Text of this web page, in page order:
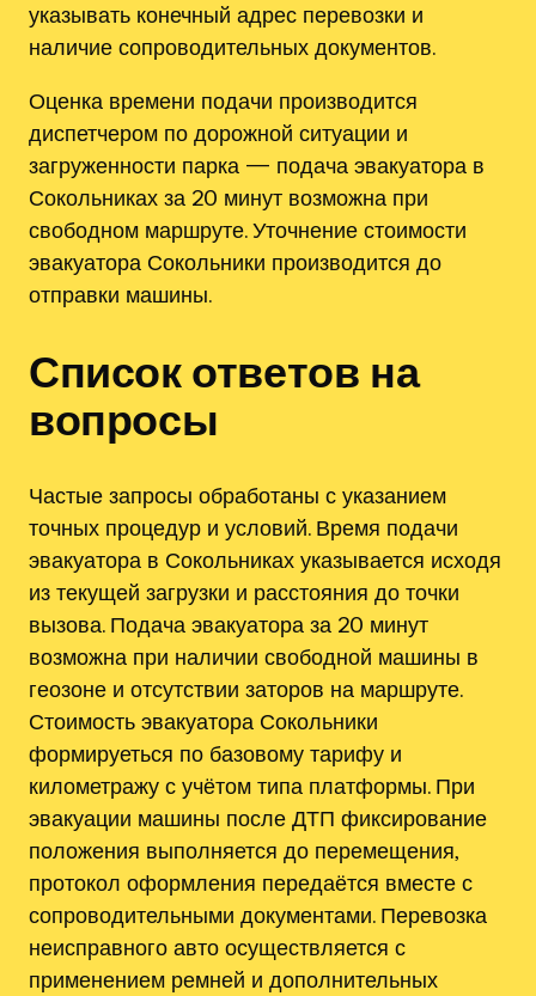
указывать конечный адрес перевозки и
наличие сопроводительных документов.
Оценка времени подачи производится
диспетчером по дорожной ситуации и
загруженности парка — подача эвакуатора в
Сокольниках за 20 минут возможна при
свободном маршруте. Уточнение стоимости
эвакуатора Сокольники производится до
отправки машины.
Список ответов на
вопросы
Частые запросы обработаны с указанием
точных процедур и условий. Время подачи
эвакуатора в Сокольниках указывается исходя
из текущей загрузки и расстояния до точки
вызова. Подача эвакуатора за 20 минут
возможна при наличии свободной машины в
геозоне и отсутствии заторов на маршруте.
Стоимость эвакуатора Сокольники
формируеться по базовому тарифу и
километражу с учётом типа платформы. При
эвакуации машины после ДТП фиксирование
положения выполняется до перемещения‚
протокол оформления передаётся вместе с
сопроводительными документами. Перевозка
неисправного авто осуществляется с
применением ремней и дополнительных